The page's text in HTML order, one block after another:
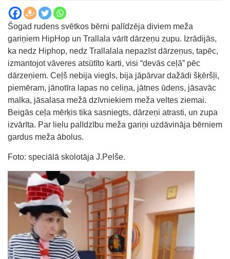
Šogad rudens svētkos bērni palīdzēja diviem meža
gariņiem HipHop un Trallala vārīt dārzeņu zupu. Izrādijās,
ka nedz Hiphop, nedz Trallalala nepazīst dārzeņus, tapēc,
izmantojot vāveres atsūtīto karti, visi “devās ceļā” pēc
dārzeņiem. Ceļš nebija viegls, bija jāpārvar dažādi šķēršļi,
piemēram, jānotīra lapas no celiņa, jātnes ūdens, jāsavāc
malka, jāsalasa mežā dzīvniekiem meža veltes ziemai.
Beigās ceļa mērķis tika sasniegts, dārzeņi atrasti, un zupa
izvārīta. Par lielu palīdzību meža gariņi uzdāvināja bērniem
gardus meža ābolus.
Foto: speciālā skolotāja J.Pelše.